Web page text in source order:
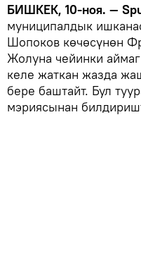
БИШКЕК, 10-ноя. —
муниципалдык
Шопоков көчөсүнөн
Жолуна чейинки
келе жаткан жазда
бере баштайт. Бул
мэриясынан